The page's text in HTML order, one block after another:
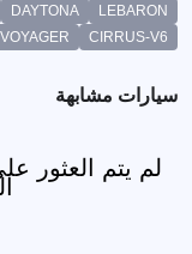
LEBARON
DAYTONA
CIRRUS-V6
VOYAGER
سيارات مشابهة
لم يتم العثور